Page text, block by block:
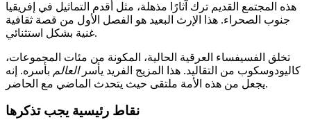
هذه المجتمع القديم ترك آثارًا مذهلة، مثل أقدم التماثيل في إفريقيا
جنوب الصحراء. هذا الإرث البعيد هو الفصل الأول من قصة ثقافية
غنية بشكل استثنائي.
تخلق الفسيفساء العرقية الحالية، المكونة من مئات المجموعات،
كاليودوسكوب من التقاليد. هذا المزيج الفريد يأسرالعالم بأسره. إنه
يجعل من هذه الأمة ملتقى حيث يتحدث الماضي مع الحاضر.
نقاط رئيسية يجب تذكرها